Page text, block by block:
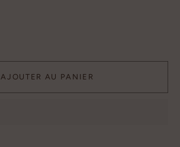
AJOUTER AU PANIER